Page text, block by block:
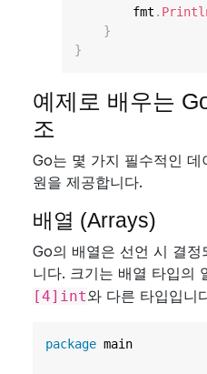
        fmt
.
}
}
예제로 배우는
조
Go는 몇 가지 필수적인
원을 제공합니다.
배열 (Arrays)
Go의 배열은 선언 시 결
니다. 크기는 배열 타입의
[4]int와 다른 타입입니
package main